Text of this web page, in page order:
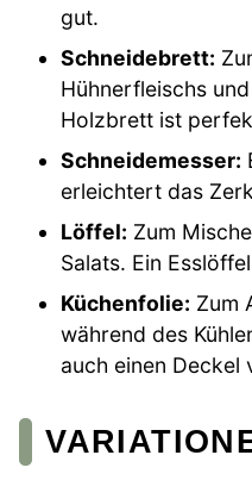
gut.
Schneidebrett:
Hühnerfleischs
Holzbrett ist
Schneidemesser:
erleichtert das
Löffel: Zum
Salats. Ein
Küchenfolie: Zum
während des
auch einen Deckel